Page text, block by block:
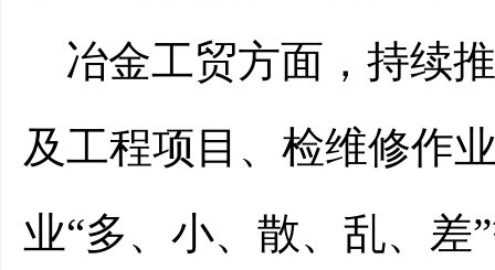
冶金工贸方面， 持续
及工程项目、检维修作
业“多、小、散、乱、差”